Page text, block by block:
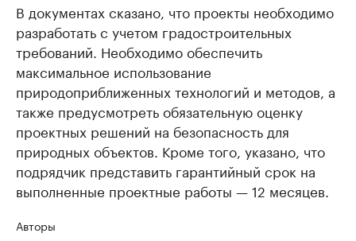
В документах сказано, что проекты необходимо
разработать с учетом градостроительных
требований. Необходимо обеспечить
максимальное использование
природоприближенных технологий и методов, а
также предусмотреть обязательную оценку
проектных решений на безопасность для
природных объектов. Кроме того, указано, что
подрядчик представить гарантийный срок на
выполненные проектные работы — 12 месяцев.
Авторы